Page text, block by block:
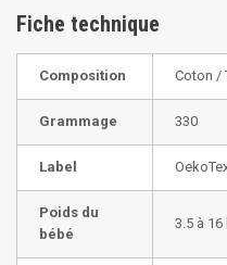
Fiche technique
Composition Coton /
Grammage 330
Label
Poids du
bébé
3.5 à 16